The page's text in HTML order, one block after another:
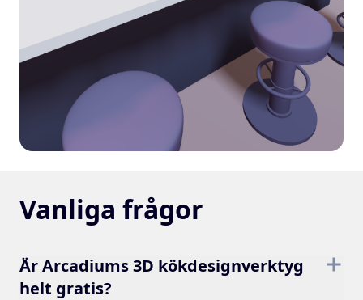
Vanliga frågor
Är Arcadiums 3D kökdesignverktyg
helt gratis?